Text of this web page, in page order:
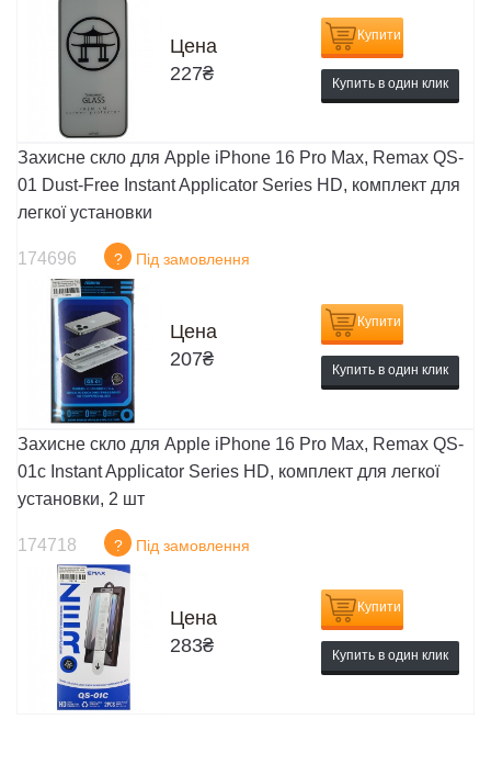
Цена
227₴
Купити
Купить в один клик
Захисне скло для Apple iPhone 16 Pro Max, Remax QS-
01 Dust-Free Instant Applicator Series HD, комплект для
легкої установки
174696 ? Під замовлення
Цена
207₴
Купити
Купить в один клик
Захисне скло для Apple iPhone 16 Pro Max, Remax QS-
01c Instant Applicator Series HD, комплект для легкої
установки, 2 шт
174718 ? Під замовлення
Цена
283₴
Купити
Купить в один клик